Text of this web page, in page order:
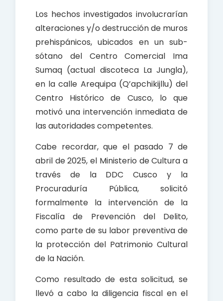
Los hechos investigados involucrarían
alteraciones y/o destrucción de muros
prehispánicos, ubicados en un sub-
sótano del Centro Comercial Ima
Sumaq (actual discoteca La Jungla),
en la calle Arequipa (Q’apchikijllu) del
Centro Histórico de Cusco, lo que
motivó una intervención inmediata de
las autoridades competentes.
Cabe recordar, que el pasado 7 de
abril de 2025, el Ministerio de Cultura a
través de la DDC Cusco y la
Procuraduría Pública, solicitó
formalmente la intervención de la
Fiscalía de Prevención del Delito,
como parte de su labor preventiva de
la protección del Patrimonio Cultural
de la Nación.
Como resultado de esta solicitud, se
llevó a cabo la diligencia fiscal en el